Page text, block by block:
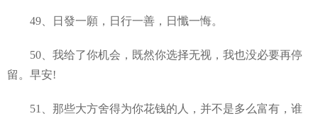
49、日發一願，日行一善，日懺一悔。
50、我给了你机会，既然你选择无视，我也没必要再停
留。早安!
51、那些大方舍得为你花钱的人，并不是多么富有，谁